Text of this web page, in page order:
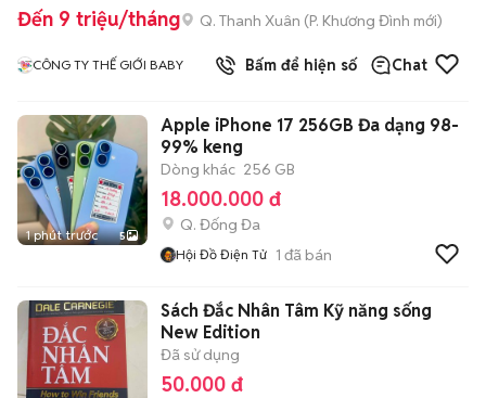
Đến 9 triệu/tháng Q. Thanh Xuân (P. Khương Đình mới)
CÔNG TY THẾ GIỚI BABY Bấm để hiện số Chat
1 phút trước 5
Apple iPhone 17 256GB Đa dạng 98-
99% keng
Dòng khác 256 GB
18.000.000 đ
Q. Đống Đa
Hội Đồ Điện Tử 1 đã bán
Sách Đắc Nhân Tâm Kỹ năng sống
New Edition
Đã sử dụng
50.000 đ